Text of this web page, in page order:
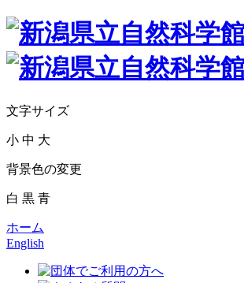
文字サイズ
小 中 大
背景色の変更
白 黒 青
ホーム
English